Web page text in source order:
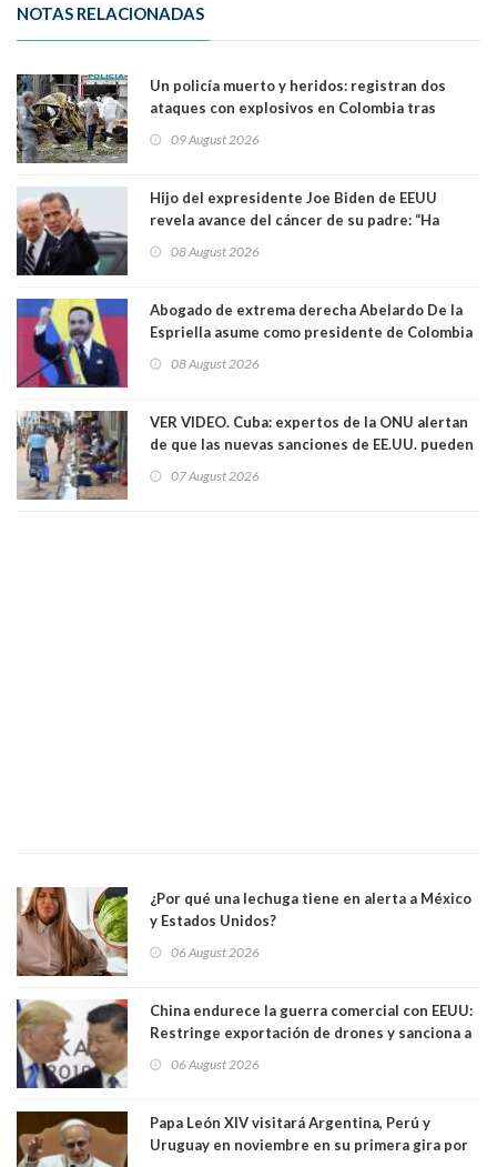
NOTAS RELACIONADAS
Un policía muerto y heridos: registran dos
ataques con explosivos en Colombia tras
09 August 2026
Hijo del expresidente Joe Biden de EEUU
revela avance del cáncer de su padre: “Ha
08 August 2026
Abogado de extrema derecha Abelardo De la
Espriella asume como presidente de Colombia
08 August 2026
VER VIDEO. Cuba: expertos de la ONU alertan
de que las nuevas sanciones de EE.UU. pueden
07 August 2026
¿Por qué una lechuga tiene en alerta a México
y Estados Unidos?
06 August 2026
China endurece la guerra comercial con EEUU:
Restringe exportación de drones y sanciona a
06 August 2026
Papa León XIV visitará Argentina, Perú y
Uruguay en noviembre en su primera gira por